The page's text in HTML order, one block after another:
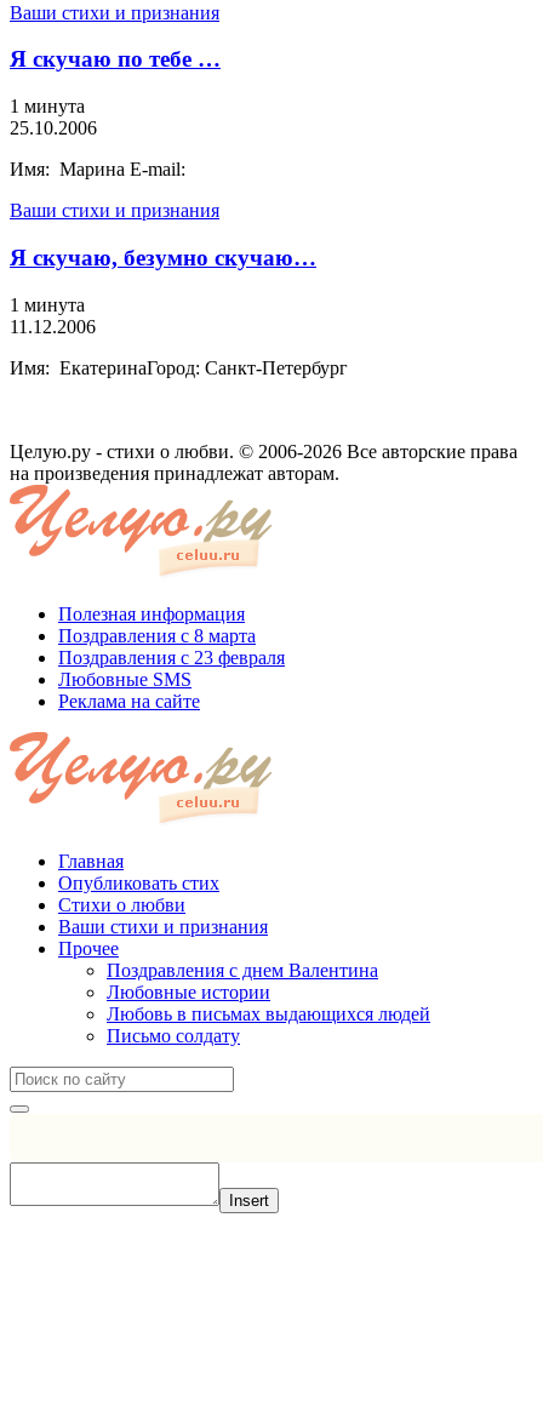
Ваши стихи и признания
Я скучаю по тебе …
1 минута
25.10.2006
Имя: Марина E-mail:
Ваши стихи и признания
Я скучаю, безумно скучаю…
1 минута
11.12.2006
Имя: ЕкатеринаГород: Санкт-Петербург
Целую.ру - стихи о любви. © 2006-2026 Все авторские права
на произведения принадлежат авторам.
Полезная информация
Поздравления с 8 марта
Поздравления с 23 февраля
Любовные SMS
Реклама на сайте
Главная
Опубликовать стих
Стихи о любви
Ваши стихи и признания
Прочее
Поздравления с днем Валентина
Любовные истории
Любовь в письмах выдающихся людей
Письмо солдату
Insert